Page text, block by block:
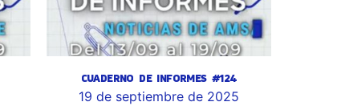
CUADERNO DE INFORMES #124
19 de septiembre de 2025